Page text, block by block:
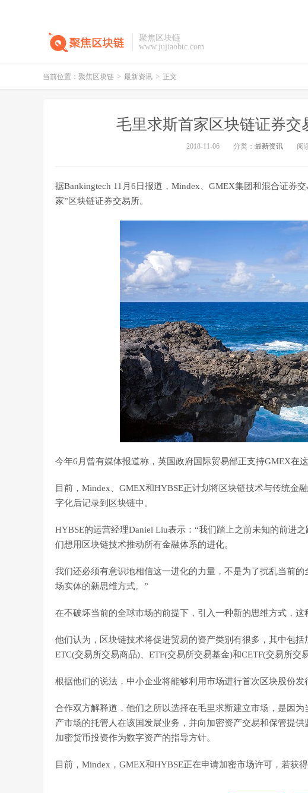
聚焦区块链
www.jujiaobtc.com
当前位置： 聚焦区块链 > 最新资讯 > 正文
毛里求斯首家区块链证券交
2018-11-06 分类： 最新资讯 阅
据Bankingtech 11月6日报道，Mindex、GMEX集团和混合证券
家”区块链证券交易所。
今年6月曾有媒体报道称，英国政府国际贸易部正支持GMEX在
目前，Mindex、GMEX和HYBSE正计划将区块链技术与传统金
字化后记录到区块链中。
HYBSE的运营经理Daniel Liu表示：“我们踏上之前未知的前进
们想用区块链技术推动所有金融体系的进化。
我们还必须有意识地相信这一进化的力量，不是为了扰乱当前
场实体的新思维方式。”
在不破坏当前的全球市场的前提下，引入一种新的思维方式，
他们认为，区块链技术将促进贸易的资产类别有很多，其中包括
ETC(交易所交易商品)、ETF(交易所交易基金)和CETF(交易所交
根据他们的说法，中小企业将能够利用市场进行首次区块股份发
合作双方解释道，他们之所以选择在毛里求斯建立市场，是因
产市场的托管人在该国发展业务，并向加密资产交易和保管提
加密货币投资作为数字资产的指导方针。
目前，Mindex，GMEX和HYBSE正在申请加密市场许可，若获